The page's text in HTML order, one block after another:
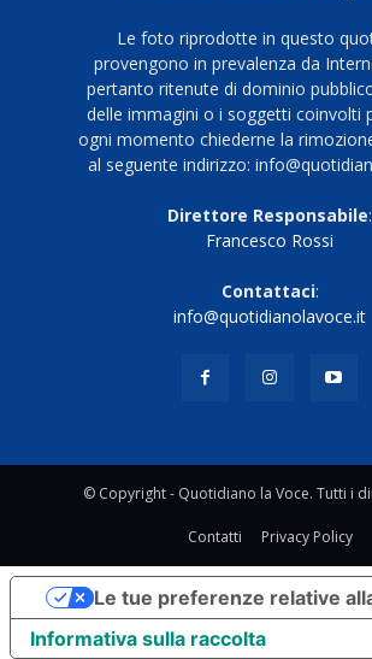
Le foto riprodotte in questo
provengono in prevalenza da
pertanto ritenute di dominio
delle immagini o i soggetti coinvolti
ogni momento chiederne la
al seguente indirizzo:
Direttore Responsabile:
Francesco Rossi
Contattaci:
info@quotidianolavoce.it
© Copyright - Quotidiano la Voce. Tutti i
Contatti Privacy Policy
Informativa sulla raccolta
Le tue preferenze relative